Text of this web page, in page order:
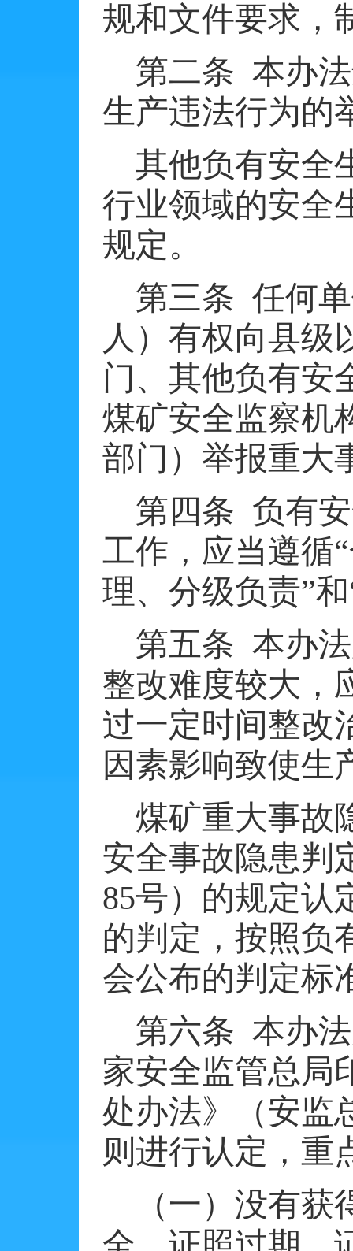
规和文件要求，
第二条 本办
生产违法行为的
其他负有安全
行业领域的安全
规定。
第三条 任何
人）有权向县级
门、其他负有安
煤矿安全监察机
部门）举报重大
第四条 负有
工作，应当遵循
理、分级负责”
第五条 本办
整改难度较大，
过一定时间整改
因素影响致使生
煤矿重大事故
安全事故隐患判
85号）的规定认
的判定，按照负
会公布的判定标
第六条 本办
家安全监管总局
处办法》（安监
则进行认定，重
（一）没有